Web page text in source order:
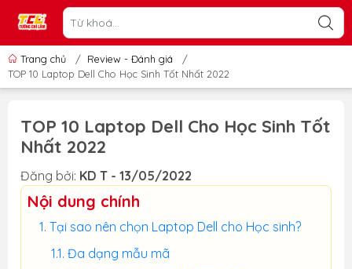
Trang chủ / Review - Đánh giá
/
TOP 10 Laptop Dell Cho Học Sinh Tốt Nhất 2022
TOP 10 Laptop Dell Cho Học Sinh Tốt
Nhất 2022
Đăng bởi: KD T - 13/05/2022
Nội dung chính
Tại sao nên chọn Laptop Dell cho Học sinh?
Đa dạng mẫu mã